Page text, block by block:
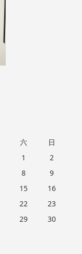
六
日
1
2
8
9
15
16
22
23
29
30